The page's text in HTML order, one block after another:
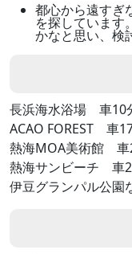
都心から遠すぎ
を探しています
かなと思い、検
長浜海水浴場 車10
ACAO FOREST 車
熱海MOA美術館 車
熱海サンビーチ 車
伊豆グランパル公園